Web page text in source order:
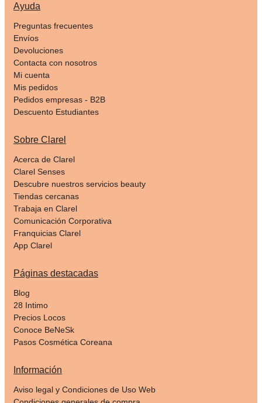
Ayuda
Preguntas frecuentes
Envíos
Devoluciones
Contacta con nosotros
Mi cuenta
Mis pedidos
Pedidos empresas - B2B
Descuento Estudiantes
Sobre Clarel
Acerca de Clarel
Clarel Senses
Descubre nuestros servicios beauty
Tiendas cercanas
Trabaja en Clarel
Comunicación Corporativa
Franquicias Clarel
App Clarel
Páginas destacadas
Blog
28 Intimo
Precios Locos
Conoce BeNeSk
Pasos Cosmética Coreana
Información
Aviso legal y Condiciones de Uso Web